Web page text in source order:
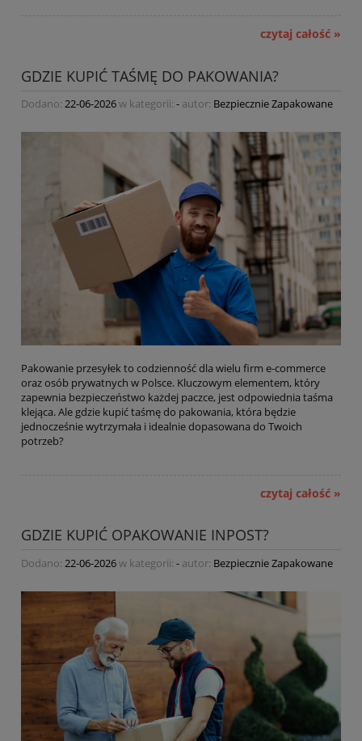
czytaj całość »
GDZIE KUPIĆ TAŚMĘ DO PAKOWANIA?
Dodano: 22-06-2026w kategorii: - autor: Bezpiecznie Zapakowane
Pakowanie przesyłek to codzienność dla wielu firm e-commerce
oraz osób prywatnych w Polsce. Kluczowym elementem, który
zapewnia bezpieczeństwo każdej paczce, jest odpowiednia taśma
klejąca. Ale gdzie kupić taśmę do pakowania, która będzie
jednocześnie wytrzymała i idealnie dopasowana do Twoich
potrzeb?
czytaj całość »
GDZIE KUPIĆ OPAKOWANIE INPOST?
Dodano: 22-06-2026w kategorii: - autor: Bezpiecznie Zapakowane